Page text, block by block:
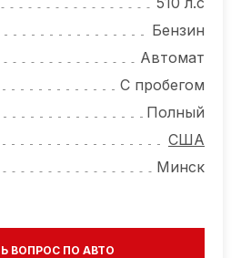
Бензин
Автомат
С пробегом
Полный
США
Минск
ВОПРОС ПО АВТО